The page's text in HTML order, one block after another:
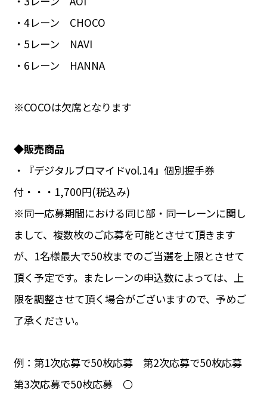
・4レーン CHOCO
・5レーン NAVI
・6レーン HANNA
※COCOは欠席となります
◆販売商品
・『デジタルブロマイドvol.14』個別握手券
付・・・1,700円(税込み)
※同一応募期間における同じ部・同一レーンに関し
まして、複数枚のご応募を可能とさせて頂きます
が、1名様最大で50枚までのご当選を上限とさせて
頂く予定です。またレーンの申込数によっては、上
限を調整させて頂く場合がございますので、予めご
了承ください。
例：第1次応募で50枚応募 第2次応募で50枚応募
第3次応募で50枚応募 〇